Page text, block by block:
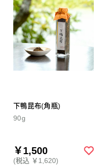
下鴨昆布(角瓶)
90g
￥1,500
(税込 ￥1,620)